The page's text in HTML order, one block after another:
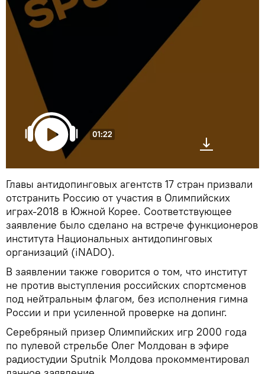
01:22
Главы антидопинговых агентств 17 стран призвали
отстранить Россию от участия в Олимпийских
играх-2018 в Южной Корее. Соответствующее
заявление было сделано на встрече функционеров
института Национальных антидопинговых
организаций (iNADO).
В заявлении также говорится о том, что институт
не против выступления российских спортсменов
под нейтральным флагом, без исполнения гимна
России и при усиленной проверке на допинг.
Серебряный призер Олимпийских игр 2000 года
по пулевой стрельбе Олег Молдован в эфире
радиостудии Sputnik Молдова прокомментировал